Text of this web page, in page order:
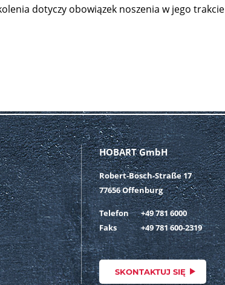
dotyczy obowiązek noszenia w jego trakcie
HOBART GmbH
Robert-Bosch-Straße 17
77656 Offenburg
Telefon
+49 781 6000
Faks
+49 781 600-2319
SKONTAKTUJ SIĘ